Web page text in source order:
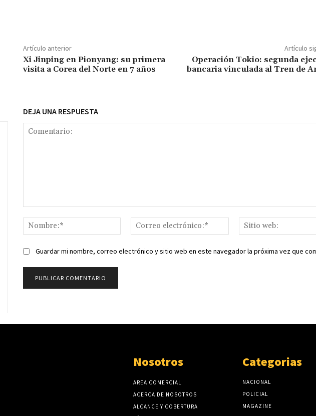
Artículo anterior
Xi Jinping en Pionyang: su primera
visita a Corea del Norte en 7 años
Artículo
Operación Tokio: segunda
bancaria vinculada al Tren de
DEJA UNA RESPUESTA
Nombre:*
Correo
electrónico:*
Guardar mi nombre, correo electrónico y sitio web en este navegador la próxima vez que
Nosotros
AREA COMERCIAL
ACERCA DE NOSOTROS
ALCANCE Y COBERTURA
Categorias
NACIONAL
POLICIAL
MAGAZINE